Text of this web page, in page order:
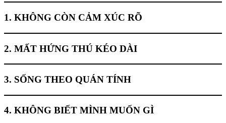
1. KHÔNG CÒN CẢM XÚC RÕ
2. MẤT HỨNG THÚ KÉO DÀI
3. SỐNG THEO QUÁN TÍNH
4. KHÔNG BIẾT MÌNH MUỐN GÌ